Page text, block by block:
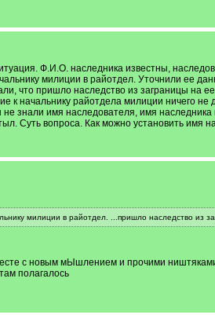
Ф.И.О. наследника известны,
милиции в райотдел. Уточнили ее
что пришло наследство из заграницы на
к начальнику райотдела милиции ничего
не знали имя наследователя, имя
Суть вопроса. Как можно установить имя
милиции в райотдел. ...пришло наследство из
с новым мЫшлением и прочими
полагалось